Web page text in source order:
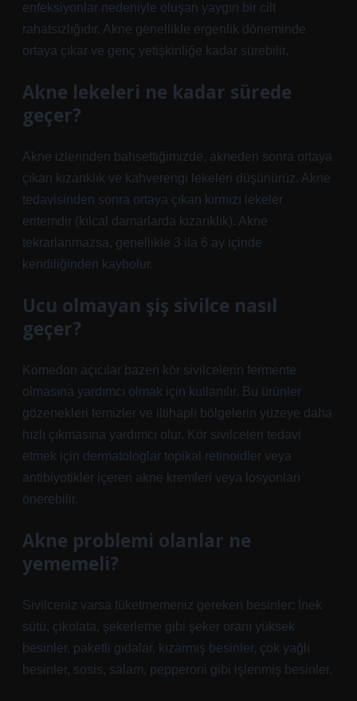
enfeksiyonlar nedeniyle oluşan yaygın bir cilt
rahatsızlığıdır. Akne genellikle ergenlik döneminde
ortaya çıkar ve genç yetişkinliğe kadar sürebilir.
Akne lekeleri ne kadar sürede
geçer?
Akne izlerinden bahsettiğimizde, akneden sonra ortaya
çıkan kızarıklık ve kahverengi lekeleri düşünürüz. Akne
tedavisinden sonra ortaya çıkan kırmızı lekeler
eritemdir (kılcal damarlarda kızarıklık). Akne
tekrarlanmazsa, genellikle 3 ila 6 ay içinde
kendiliğinden kaybolur.
Ucu olmayan şiş sivilce nasıl
geçer?
Komedon açıcılar bazen kör sivilcelerin fermente
olmasına yardımcı olmak için kullanılır. Bu ürünler
gözenekleri temizler ve iltihaplı bölgelerin yüzeye daha
hızlı çıkmasına yardımcı olur. Kör sivilceleri tedavi
etmek için dermatologlar topikal retinoidler veya
antibiyotikler içeren akne kremleri veya losyonları
önerebilir.
Akne problemi olanlar ne
yememeli?
Sivilceniz varsa tüketmemeniz gereken besinler: İnek
sütü, çikolata, şekerleme gibi şeker oranı yüksek
besinler, paketli gıdalar, kızarmış besinler, çok yağlı
besinler, sosis, salam, pepperoni gibi işlenmiş besinler.